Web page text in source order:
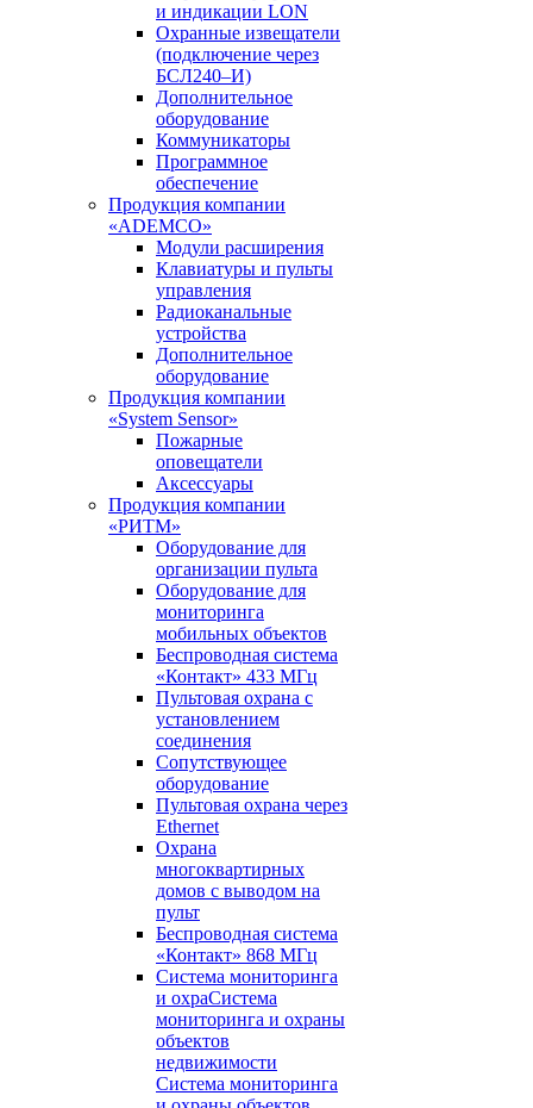
и индикации LON
Охранные извещатели
(подключение через
БСЛ240–И)
Дополнительное
оборудование
Коммуникаторы
Программное
обеспечение
Продукция компании
«ADEMCO»
Модули расширения
Клавиатуры и пульты
управления
Радиоканальные
устройства
Дополнительное
оборудование
Продукция компании
«System Sensor»
Пожарные
оповещатели
Аксессуары
Продукция компании
«РИТМ»
Оборудование для
организации пульта
Оборудование для
мониторинга
мобильных объектов
Беспроводная система
«Контакт» 433 МГц
Пультовая охрана с
установлением
соединения
Сопутствующее
оборудование
Пультовая охрана через
Ethernet
Охрана
многоквартирных
домов с выводом на
пульт
Беспроводная система
«Контакт» 868 МГц
Система мониторинга
и охраСистема
мониторинга и охраны
объектов
недвижимости
Система мониторинга